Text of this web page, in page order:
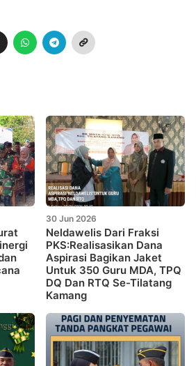
30 Jun 2026
Neldawelis Dari Fraksi
PKS:Realisasikan Dana
Aspirasi Bagikan Jaket
Untuk 350 Guru MDA, TPQ
DQ Dan RTQ Se-Tilatang
Kamang